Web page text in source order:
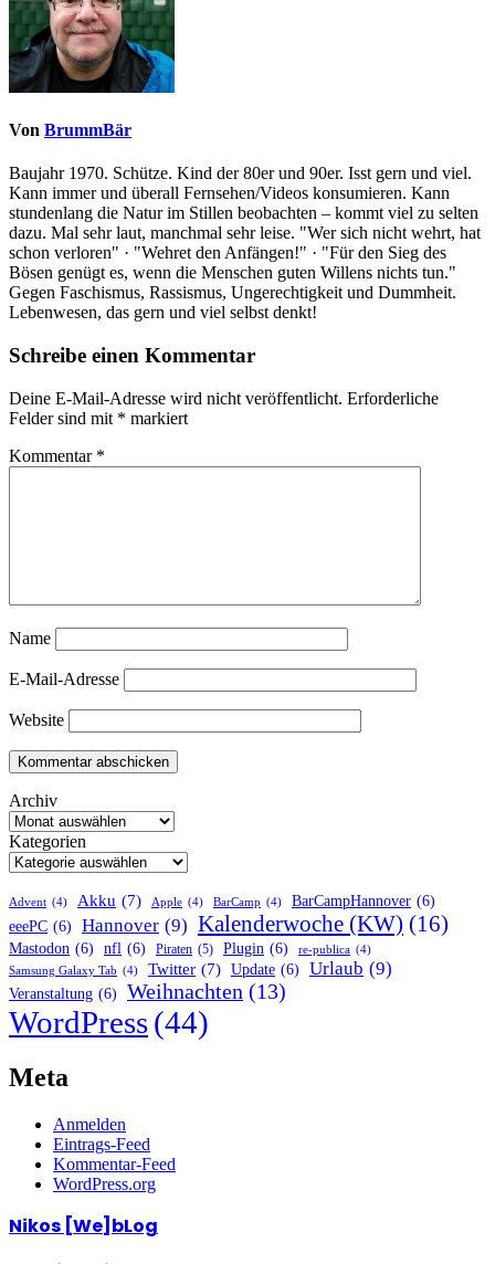
Von BrummBär
Baujahr 1970. Schütze. Kind der 80er und 90er. Isst gern und viel.
Kann immer und überall Fernsehen/Videos konsumieren. Kann
stundenlang die Natur im Stillen beobachten – kommt viel zu selten
dazu. Mal sehr laut, manchmal sehr leise. "Wer sich nicht wehrt, hat
schon verloren" · "Wehret den Anfängen!" · "Für den Sieg des
Bösen genügt es, wenn die Menschen guten Willens nichts tun."
Gegen Faschismus, Rassismus, Ungerechtigkeit und Dummheit.
Lebenwesen, das gern und viel selbst denkt!
Schreibe einen Kommentar
Deine E-Mail-Adresse wird nicht veröffentlicht. Erforderliche
Felder sind mit * markiert
Kommentar *
Name
E-Mail-Adresse
Website
Archiv
Kategorien
Advent (4) Akku (7) Apple (4) BarCamp (4) BarCampHannover (6)
eeePC (6) Hannover (9) Kalenderwoche (KW) (16)
Mastodon (6) nfl (6) Piraten (5) Plugin (6) re-publica (4)
Samsung Galaxy Tab (4) Twitter (7) Update (6) Urlaub (9)
Veranstaltung (6) Weihnachten (13)
WordPress(44)
Meta
Anmelden
Eintrags-Feed
Kommentar-Feed
WordPress.org
Nikos [We]bLog